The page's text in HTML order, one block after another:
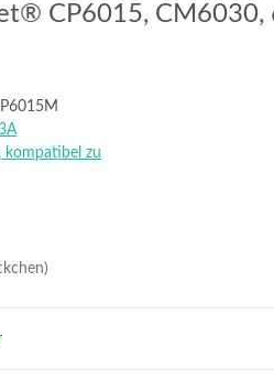
CP6015, CM6030,
kompatibel zu